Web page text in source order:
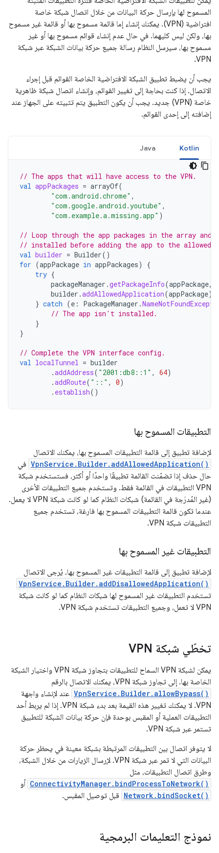
المسموح لها بإرسال حركة البيانات من خلال اتصال شبكة خاصة
افتراضية (VPN). يمكنك إنشاء إما قائمة مسموح بها أو قائمة غير مسموح
بها، ولكن ليس كليهما. في حال عدم إنشاء قوائم مسموح بها أو غير
مسموح بها، سيرسل النظام رسالة جميع حركة بيانات الشبكة عبر شبكة
VPN.
يجب أن يضبط تطبيق الشبكة الافتراضية الخاصة القوائم قبل إجراء
الاتصال. إذا كنت بحاجة إلى تغيير القوائم، وإنشاء اتصال شبكة ظاهرية
خاصة (VPN) جديد. يجب أن يكون التطبيق يتم تثبيته على الجهاز عند
إضافته إلى إحدى القوائم.
Kotlin
Java
// The apps that will have access to the VPN.
val appPackages = arrayOf(
"com.android.chrome" ,
"com.google.android.youtube" ,
"com.example.a.missing.app" )
// Loop through the app packages in the array
// installed before adding the app to the
val builder = Builder()
for (appPackage in appPackages)
{
try {
packageManager .getPackageInfo(appPackage,
builder .addAllowedApplication(appPackage)
} catch (e : PackageManager .
// The app isn't installed.
}
}
// Complete the VPN interface config.
val localTunnel = builder
.addAddress( "2001:db8::1" , 64)
.addRoute( "::" , 0)
. establish()
التطبيقات المسموح بها
لإضافة تطبيق إلى قائمة التطبيقات المسموح بها، يمكنك الاتصال
VpnService.Builder.addAllowedApplication() في
حال حذف إذا تضمّنت القائمة تطبيقًا واحدًا أو أكثر، فستستخدم شبكة
VPN التطبيقات في القائمة فقط. وتستخدم جميع التطبيقات الأخرى
(غير المُدرَجة في القائمة) شبكات النظام كما لو كانت شبكة VPN لا يعمل.
عندما تكون قائمة التطبيقات المسموح بها فارغة، تستخدم جميع
التطبيقات شبكة VPN.
التطبيقات غير المسموح بها
لإضافة تطبيق إلى قائمة التطبيقات غير المسموح بها، يُرجى الاتصال
VpnService.Builder.addDisallowedApplication()
تستخدم التطبيقات غير المسموح لها شبكات النظام كما لو كانت شبكة
VPN لا تعمل، وجميع التطبيقات تستخدم شبكة VPN.
تخطّي شبكة VPN
يمكن لشبكة VPN السماح للتطبيقات بتجاوز شبكة VPN واختيار الشبكة
الخاصة بها. إلى تجاوز شبكة VPN، يمكنك الاتصال بالرقم
VpnService.Builder.allowBypass() عند لإنشاء واجهة
VPN. لا يمكنك تغيير هذه القيمة بعد بدء شبكة VPN. إذا لم يربط أحد
التطبيقات العملية أو المقبس بوحدة فإن حركة بيانات الشبكة للتطبيق
تستمر عبر شبكة VPN.
لا يتوفر اتصال بين التطبيقات المرتبطة بشبكة معينة في يحظر حركة
البيانات التي لا تمر عبر شبكة VPN. لإرسال الزيارات من خلال الشبكة،
وطرق اتصال التطبيقات، مثل
ConnectivityManager.bindProcessToNetwork() أو
Network.bindSocket() قبل توصيل المقبس.
نموذج التعليمات البرمجية